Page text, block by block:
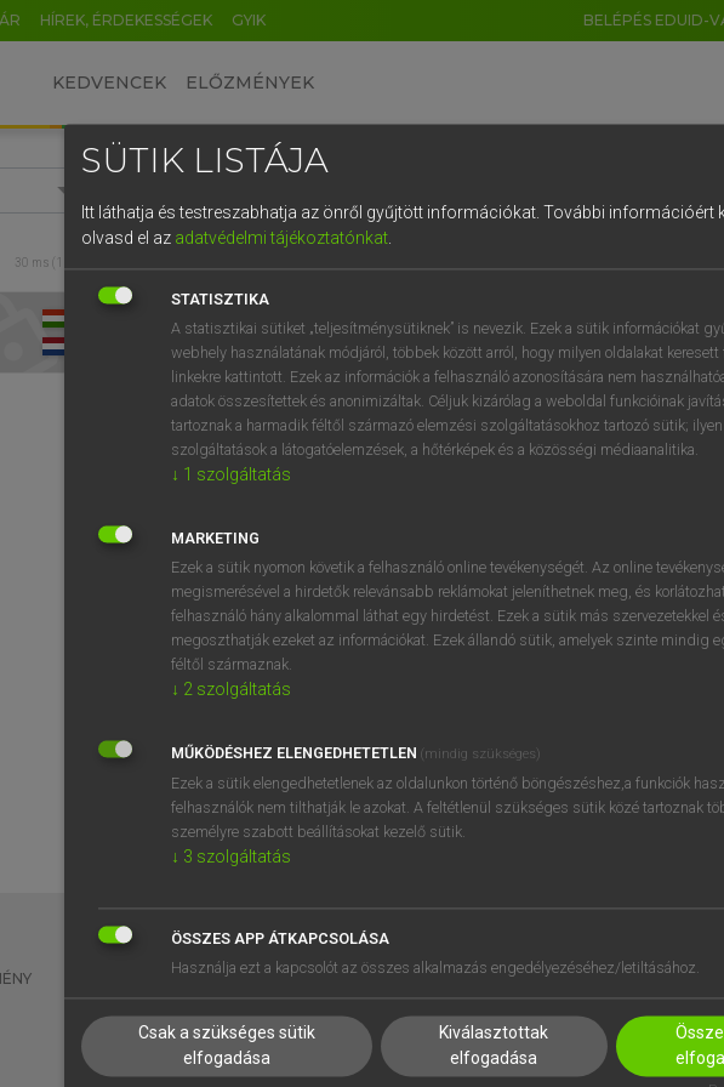
HÍREK, ÉRDEKESSÉGEK GYIK BELÉPÉS EDUID-
KEDVENCEK ELŐZMÉNYEK
30 ms (1 db)
Magyar−holland szótár
VAN ELŐFIZETÉSED?
megtekintéséhez.
BELÉPÉS
próbaverziójának
regisztrálok ésbelépek.
REGISZTRÁCIÓ
EGYÉNI FELHASZNÁLÓKNAK
TANULÓKNAK
VÁLLALATI MEGOLDÁSOK
SÚGÓ
RÓLUNK
SÜTI BEÁLLÍTÁSOK
SÜTIK LISTÁJA
Itt láthatja és testreszabhatja az önről gyűjtött információkat. További információért
olvasd el az adatvédelmi tájékoztatónkat.
STATISZTIKA
A statisztikai sütiket „teljesítménysütiknek” is nevezik. Ezek a sütik információkat
webhely használatának módjáról, többek között arról, hogy milyen oldalakat keresett
linkekre kattintott. Ezek az információk a felhasználó azonosítására nem
adatok összesítettek és anonimizáltak. Céljuk kizárólag a weboldal funkcióinak
tartoznak a harmadik féltől származó elemzési szolgáltatásokhoz tartozó sütik;
szolgáltatások a látogatóelemzések, a hőtérképek és a közösségi médiaanalitika.
↓ 1 szolgáltatás
MARKETING
Ezek a sütik nyomon követik a felhasználó online tevékenységét. Az online
megismerésével a hirdetők relevánsabb reklámokat jeleníthetnek meg, és
felhasználó hány alkalommal láthat egy hirdetést. Ezek a sütik más szervezetekkel
megoszthatják ezeket az információkat. Ezek állandó sütik, amelyek szinte mindig
féltől származnak.
↓ 2 szolgáltatás
MŰKÖDÉSHEZ ELENGEDHETETLEN (mindig szükséges)
Ezek a sütik elengedhetetlenek az oldalunkon történő böngészéshez,a funkciók
felhasználók nem tilthatják le azokat. A feltétlenül szükséges sütik közé tartoznak
személyre szabott beállításokat kezelő sütik.
↓ 3 szolgáltatás
ÖSSZES APP ÁTKAPCSOLÁSA
Használja ezt a kapcsolót az összes alkalmazás engedélyezéséhez/letiltásához.
Csak a szükséges sütik
elfogadása
Kiválasztottak
elfogadása
EN HU DE CN FR ES IT NL
0 1 2 3 4 5 6 7 8 9
q w e r t z u i
a s d f g h j k l é
í y x c v b n m , .